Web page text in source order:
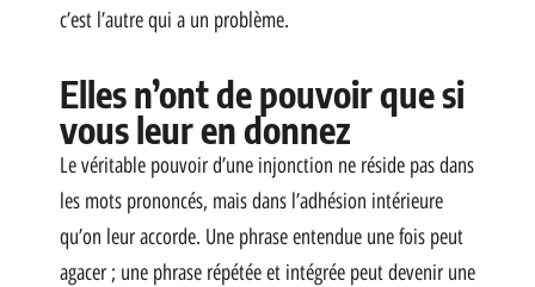
c’est l’autre qui a un problème.
Elles n’ont de pouvoir que si
vous leur en donnez
Le véritable pouvoir d’une injonction ne réside pas dans
les mots prononcés, mais dans l’adhésion intérieure
qu’on leur accorde. Une phrase entendue une fois peut
agacer ; une phrase répétée et intégrée peut devenir une